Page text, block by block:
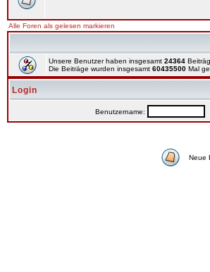
Alle Foren als gelesen markieren
Unsere Benutzer haben insgesamt 24364
Die Beiträge wurden insgesamt 60435500 Mal
Login
Benutzername:
Neue